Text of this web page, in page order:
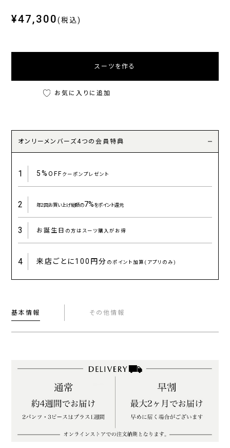
¥47,300(税込)
スーツを作る
お気に入りに追加
オンリーメンバーズ4つの会員特典
1 5%OFFクーポンプレゼント
2 年2回お買い上げ総額の7%をポイント還元
3 お誕生日 の方はスーツ購入がお得
4 来店ごとに100円分 のポイント加算(アプリのみ)
基本情報 その他情報